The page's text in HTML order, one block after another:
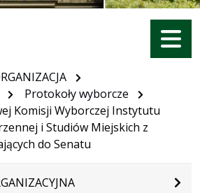
Menu
Protokoły wyborcze
Komisji Wyborczej Instytutu
i Studiów Miejskich z
do Senatu